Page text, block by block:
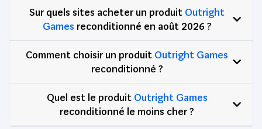
Sur quels sites acheter un produit Outright
Games reconditionné en août 2026 ?
Comment choisir un produit Outright Games
reconditionné ?
Quel est le produit Outright Games
reconditionné le moins cher ?